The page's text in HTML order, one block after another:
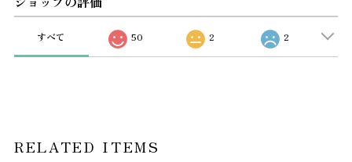
すべて 50 2 2
RELATED ITEMS